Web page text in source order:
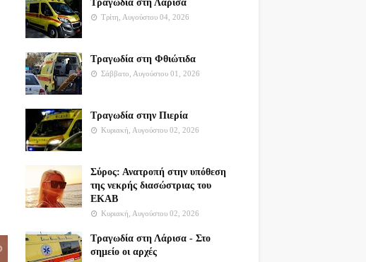
Τραγωδία στη Λάρισα
Τρίτη, Αυγούστου 04, 2026
Τραγωδία στη Φθιώτιδα
Σάββατο, Αυγούστου 01, 2026
Τραγωδία στην Πιερία
Κυριακή, Αυγούστου 02, 2026
Σύρος: Ανατροπή στην υπόθεση
της νεκρής διασώστριας του
ΕΚΑΒ
Κυριακή, Αυγούστου 02, 2026
Τραγωδία στη Λάρισα - Στο
σημείο οι αρχές